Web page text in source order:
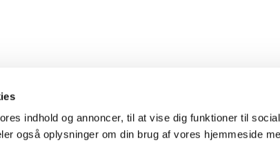
indhold og annoncer, til at vise dig funktioner til
også oplysninger om din brug af vores hjemmeside